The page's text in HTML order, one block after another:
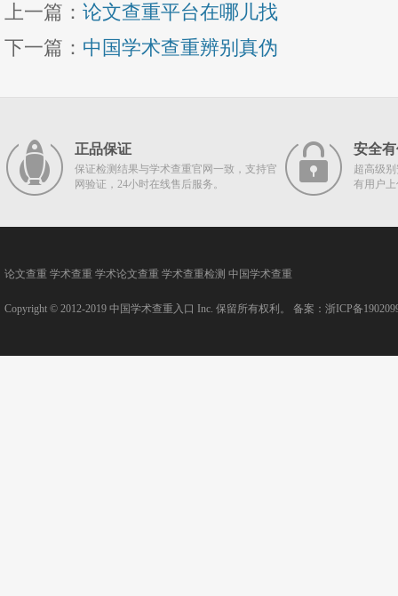
上一篇： 论文查重平台在哪儿找
下一篇： 中国学术查重辨别真伪
正品保证
保证检测结果与学术查重官网一致，支持官
网验证，24小时在线售后服务。
安全
超高级
有用户
论文查重 学术查重 学术论文查重 学术查重检测 中国学术查重
Copyright © 2012-2019 中国学术查重入口 Inc. 保留所有权利。 备案： 浙ICP备